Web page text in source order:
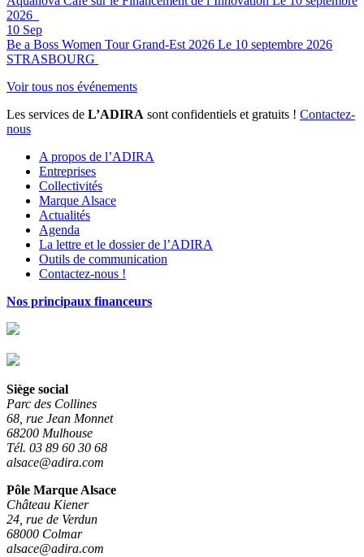
2026
10 Sep
Be a Boss Women Tour Grand-Est 2026 Le 10 septembre 2026
STRASBOURG
Voir tous nos événements
Les services de L’ADIRA sont confidentiels et gratuits ! Contactez-
nous
A propos de l’ADIRA
Entreprises
Collectivités
Marque Alsace
Actualités
Agenda
La lettre et le dossier de l’ADIRA
Outils de communication
Contactez-nous !
Nos principaux financeurs
Siège social
Parc des Collines
68, rue Jean Monnet
68200 Mulhouse
Tél. 03 89 60 30 68
alsace@adira.com
Pôle Marque Alsace
Château Kiener
24, rue de Verdun
68000 Colmar
alsace@adira.com